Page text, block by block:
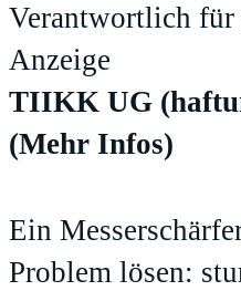
Verantwortlich für
Anzeige
TIIKK UG
(Mehr Infos)
Ein
Problem lösen: